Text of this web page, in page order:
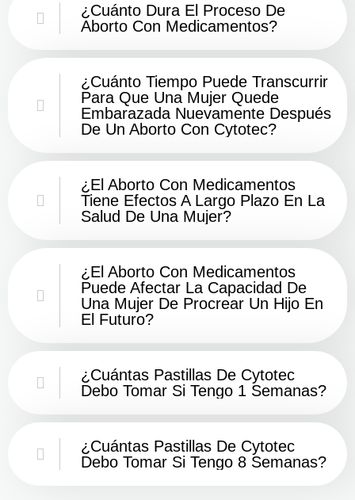
¿Cuánto Dura El Proceso De
Aborto Con Medicamentos?
¿Cuánto Tiempo Puede Transcurrir
Para Que Una Mujer Quede
Embarazada Nuevamente Después
De Un Aborto Con Cytotec?
¿El Aborto Con Medicamentos
Tiene Efectos A Largo Plazo En La
Salud De Una Mujer?
¿El Aborto Con Medicamentos
Puede Afectar La Capacidad De
Una Mujer De Procrear Un Hijo En
El Futuro?
¿Cuántas Pastillas De Cytotec
Debo Tomar Si Tengo 1 Semanas?
¿Cuántas Pastillas De Cytotec
Debo Tomar Si Tengo 8 Semanas?